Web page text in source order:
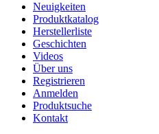
Neuigkeiten
Produktkatalog
Herstellerliste
Geschichten
Videos
Über uns
Registrieren
Anmelden
Produktsuche
Kontakt